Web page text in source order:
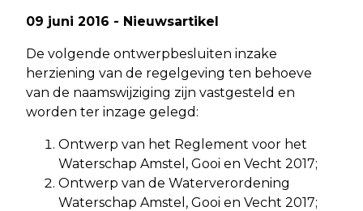
09 juni 2016 - Nieuwsartikel
De volgende ontwerpbesluiten inzake
herziening van de regelgeving ten behoeve
van de naamswijziging zijn vastgesteld en
worden ter inzage gelegd:
Ontwerp van het Reglement voor het
Waterschap Amstel, Gooi en Vecht 2017;
Ontwerp van de Waterverordening
Waterschap Amstel, Gooi en Vecht 2017;